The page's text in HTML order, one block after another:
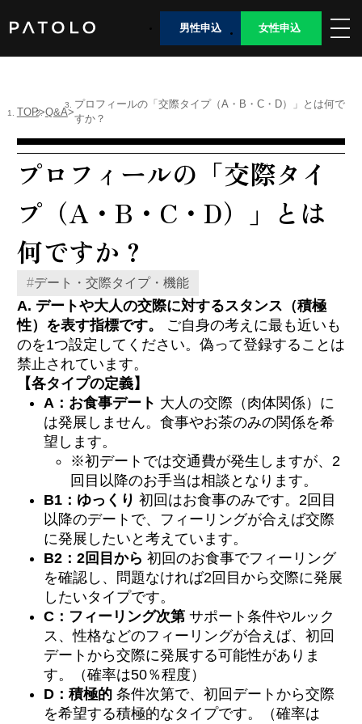
男性申込 女性申込
男性TOP
加盟店TOP
ABOUT US
女性会員ログイン
男性会員ログイン
Language日本語
TOP Q&A
プロフィールの「交際タイプ（A・B・C・D）」とは何で
すか？
プロフィールの「交際タイ
プ（A・B・C・D）」とは
何ですか？
#デート・交際タイプ・機能
A. デートや大人の交際に対するスタンス（積極
性）を表す指標です。
ご自身の考えに最も近いも
のを1つ設定してください。偽って登録することは
禁止されています。
【各タイプの定義】
A：お食事デート 大人の交際（肉体関係）に
は発展しません。食事やお茶のみの関係を希
望します。
※初デートでは交通費が発生しますが、2
回目以降のお手当は相談となります。
B1：ゆっくり 初回はお食事のみです。2回目
以降のデートで、フィーリングが合えば交際
に発展したいと考えています。
B2：2回目から 初回のお食事でフィーリング
を確認し、問題なければ2回目から交際に発展
したいタイプです。
C：フィーリング次第サポート条件やルック
ス、性格などのフィーリングが合えば、初回
デートから交際に発展する可能性がありま
す。（確率は50％程度）
D：積極的条件次第で、初回デートから交際
を希望する積極的なタイプです。（確率は